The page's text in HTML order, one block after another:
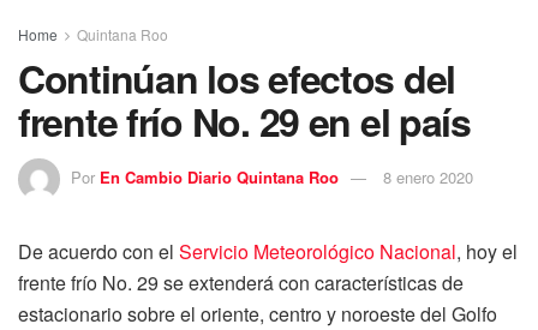
Home Quintana Roo
Continúan los efectos del
frente frío No. 29 en el país
Por En Cambio Diario Quintana Roo 8 enero 2020
De acuerdo con el Servicio Meteorológico Nacional, hoy el
frente frío No. 29 se extenderá con características de
estacionario sobre el oriente, centro y noroeste del Golfo